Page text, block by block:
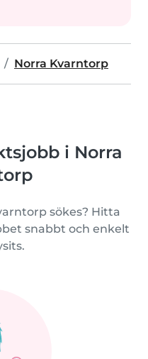
Norra Kvarntorp
i Norra
sökes? Hitta
snabbt och enkelt